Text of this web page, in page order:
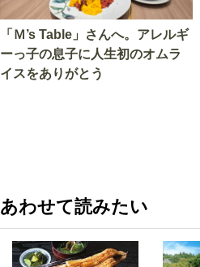
「Ｍ’s Table」さんへ。アレルギ
ーっ子の息子に人生初のオムラ
イスをありがとう
あわせて読みたい